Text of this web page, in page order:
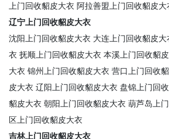
上门回收貂皮大衣 阿拉善盟上门回收貂皮大
辽宁上门回收貂皮大衣
沈阳上门回收貂皮大衣 大连上门回收貂皮大
衣 抚顺上门回收貂皮大衣 本溪上门回收貂
大衣 锦州上门回收貂皮大衣 营口上门回收
皮大衣 辽阳上门回收貂皮大衣 盘锦上门回
貂皮大衣 朝阳上门回收貂皮大衣 葫芦岛上
区上门回收貂皮大衣
吉林上门回收貂皮大衣